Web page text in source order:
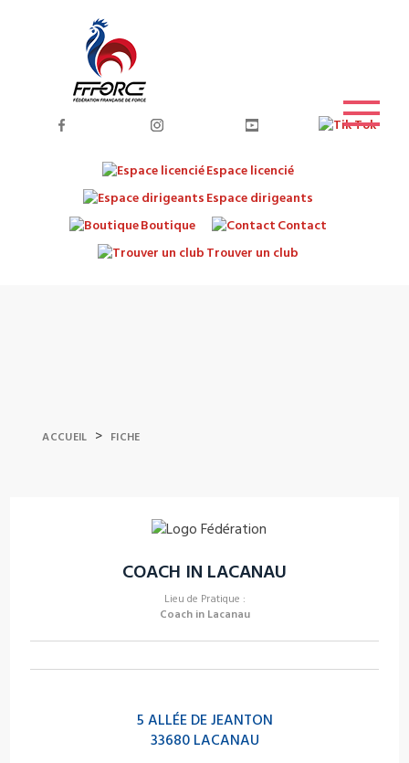
Espace licencié
Espace dirigeants
Boutique
Contact
Trouver un club
ACCUEIL > FICHE
COACH IN LACANAU
Lieu de Pratique :
Coach in Lacanau
5 ALLÉE DE JEANTON
33680 LACANAU